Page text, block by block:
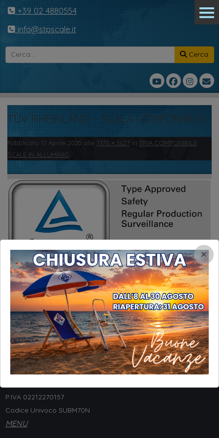
+39 02 4880554
info@stpscale.it
Cerca
TÜV RHEINLAND – SCALA COMPONIBILE
Pubblicato 17 Aprile 2025 alle 7170 × 3627 in TRIA COMPONIBILE
SCALE IN ALLUMINIO
INFORMAZIONI
STP Srl
Via Galileo Galilei, 8
20057 Assago (MI) - ITALY
P.IVA 02212270157
Codice Univoco SUBM70N
MENU
×